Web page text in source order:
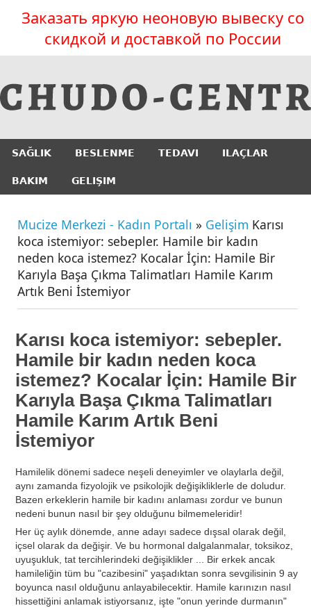
Заказать яркую неоновую вывеску со
скидкой и доставкой по России
SAĞLIK BESLENME TEDAVI ILAÇLAR
BAKIM GELIŞIM
Mucize Merkezi - Kadın Portalı » Gelişim Karısı
koca istemiyor: sebepler. Hamile bir kadın
neden koca istemez? Kocalar İçin: Hamile Bir
Karıyla Başa Çıkma Talimatları Hamile Karım
Artık Beni İstemiyor
Karısı koca istemiyor: sebepler.
Hamile bir kadın neden koca
istemez? Kocalar İçin: Hamile Bir
Karıyla Başa Çıkma Talimatları
Hamile Karım Artık Beni
İstemiyor
Hamilelik dönemi sadece neşeli deneyimler ve olaylarla değil,
aynı zamanda fizyolojik ve psikolojik değişikliklerle de doludur.
Bazen erkeklerin hamile bir kadını anlaması zordur ve bunun
nedeni bunun nasıl bir şey olduğunu bilmemeleridir!
Her üç aylık dönemde, anne adayı sadece dışsal olarak değil,
içsel olarak da değişir. Ve bu hormonal dalgalanmalar, toksikoz,
uyuşukluk, tat tercihlerindeki değişiklikler ... Bir erkek ancak
hamileliğin tüm bu "cazibesini" yaşadıktan sonra sevgilisinin 9 ay
boyunca nasıl olduğunu anlayabilecektir. Hamile karınızın nasıl
hissettiğini anlamak istiyorsanız, işte "onun yerinde durmanın"